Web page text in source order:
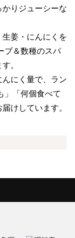
りジューシーな
姜・にんにくを
ブ＆数種のスパ
。
にく量で、ラン
」「何個食べて
けしています。